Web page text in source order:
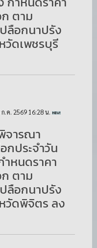
ตาม
ลือกนาปรัง
วัดเพชรบุรี
.ค. 2569 16:28 น.
จารณา
กประจำวัน
หนดราคา
ตาม
ลือกนาปรัง
วัดพิจิตร ลง